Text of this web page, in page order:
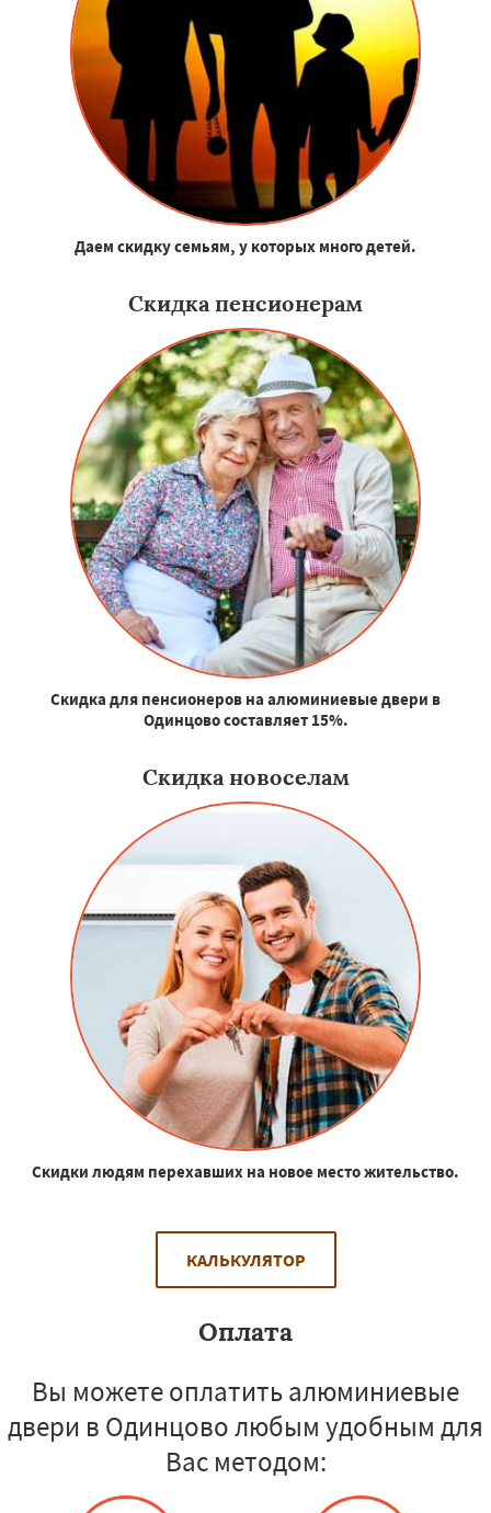
Даем скидку семьям, у которых много детей.
Скидка пенсионерам
Скидка для пенсионеров на алюминиевые двери в
Одинцово составляет 15%.
Скидка новоселам
Скидки людям перехавших на новое место жительство.
КАЛЬКУЛЯТОР
Оплата
Вы можете оплатить алюминиевые
двери в Одинцово любым удобным для
Вас методом: